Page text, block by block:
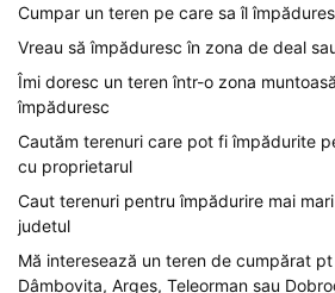
Cumpar un teren pe care sa îl
Vreau să împăduresc în zona de deal
Îmi doresc un teren într-o zona
împăduresc
Cautăm terenuri care pot fi împădurite
cu proprietarul
Caut terenuri pentru împădurire mai
judetul
Mă interesează un teren de cumpărat
Dâmbovița, Argeș, Teleorman sau